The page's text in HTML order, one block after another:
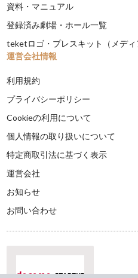
資料・マニュアル
登録済み劇場・ホール一覧
teketロゴ・プレスキット（メディ
運営会社情報
利用規約
プライバシーポリシー
Cookieの利用について
個人情報の取り扱いについて
特定商取引法に基づく表示
運営会社
お知らせ
お問い合わせ